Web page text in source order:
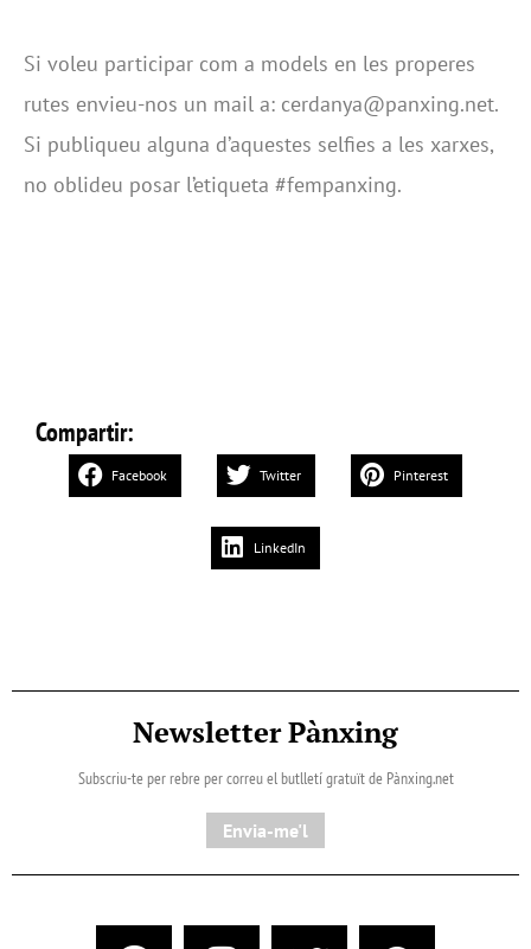
Si voleu participar com a models en les properes
rutes envieu-nos un mail a: cerdanya@panxing.net.
Si publiqueu alguna d’aquestes selfies a les xarxes,
no oblideu posar l’etiqueta #fempanxing.
Compartir:
Facebook Twitter Pinterest
LinkedIn
Newsletter Pànxing
Subscriu-te per rebre per correu el butlletí gratuït de Pànxing.net​
Envia-me'l